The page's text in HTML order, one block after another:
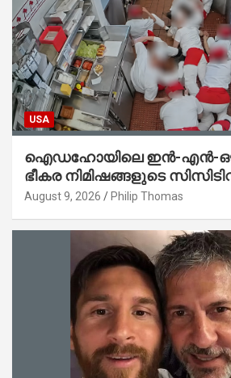
USA
ഐഡഹോയിലെ ഇൻ-എൻ-ഔട്ട്
ഭീകര നിമിഷങ്ങളുടെ
പുറത്ത്; ആക്രമണത്തിന്
August 9, 2026 Philip Thomas